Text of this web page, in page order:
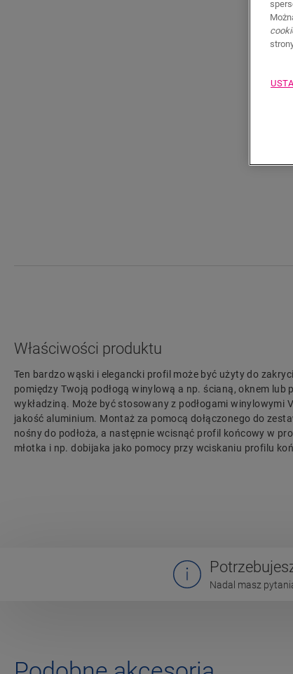
Właściwości produktu
Ten bardzo wąski i elegancki profil może być użyty do
pomiędzy Twoją podłogą winylową a np. ścianą, oknem lub
wykładziną. Może być stosowany z podłogami winylowymi
jakość aluminium. Montaż za pomocą dołączonego do
nośny do podłoża, a następnie wcisnąć profil końcowy w
młotka i np. dobijaka jako pomocy przy wciskaniu profilu
Nadal masz